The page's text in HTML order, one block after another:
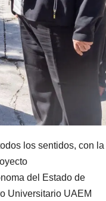
los sentidos, con la
del Estado de
Universitario UAEM